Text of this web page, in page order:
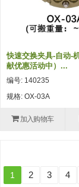
快速交换夹具-自动-机械
献优惠活动中）...
编号: 140235
规格: OX-03A
加入购物车
1 2 3 4
特殊吸盘(薄钢板可
带金具吸盘(扁平
带金具吸盘(长圆式)
带金具吸盘(波纹管
带金具吸盘(波纹管
交换用吸盘